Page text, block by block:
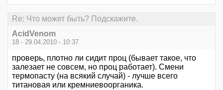
Re: Что может быть? Подскажите.
AcidVenom
18 - 29.04.2010 - 10:37
проверь, плотно ли сидит проц (бывает такое, что
залезает не совсем, но проц работает). Смени
термопасту (на всякий случай) - лучше всего
титановая или кремниевоорганика.